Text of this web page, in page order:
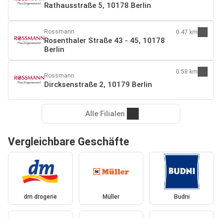
Rathausstraße 5, 10178 Berlin
Rossmann
Rosenthaler Straße 43 - 45, 10178
Berlin
0.47 km
Rossmann
Dircksenstraße 2, 10179 Berlin
0.58 km
Alle Filialen
Vergleichbare Geschäfte
dm drogerie Müller Budni